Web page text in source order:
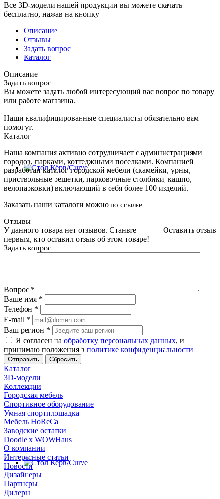
Все 3D-модели нашей продукции вы можете скачать
бесплатно, нажав на кнопку
Описание
Отзывы
Задать вопрос
Каталог
Описание
Задать вопрос
Вы можете задать любой интересующий вас вопрос по товару
или работе магазина.
Наши квалифицированные специалисты обязательно вам
помогут.
Каталог
Наша компания активно сотрудничает с администрациями
городов, парками, коттеджными поселками. Компанией
разработан каталог городской мебели (скамейки, урны,
приствольные решетки, парковочные столбики, кашпо,
велопарковки) включающий в себя более 100 изделий.
Заказать наши каталоги можно по ссылке
Отзывы
Оставить отзыв
У данного товара нет отзывов. Станьте
первым, кто оставил отзыв об этом товаре!
Задать вопрос
Вопрос *
Ваше имя *
Телефон *
E-mail *
Ваш регион *
Я согласен на обработку персональных данных, и
принимаю положения в политике конфиденциальности
Сбросить
Каталог
3D-модели
Коллекции
Городская мебель
Спортивное оборудование
Умная спортплощадка
Мебель HoReCa
Заводские остатки
Doodle x WOWHaus
О компании
Интересные статьи
Новости
Дизайнеры
Партнеры
Дилеры